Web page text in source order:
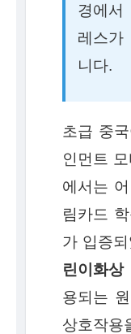
경에서
레스가
니다.
초급 중
인먼트
에서는
림카드
가 입증
린이화상
용되는
상호작용